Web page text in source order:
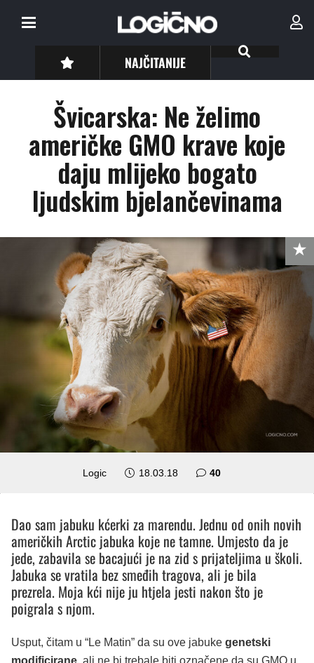
NAJČITANIJE
Švicarska: Ne želimo
američke GMO krave koje
daju mlijeko bogato
ljudskim bjelančevinama
Logic 18.03.18 40komentara
Dao sam jabuku kćerki za marendu. Jednu od onih novih
američkih Arctic jabuka koje ne tamne. Umjesto da je
jede, zabavila se bacajući je na zid s prijateljima u školi.
Jabuka se vratila bez smeđih tragova, ali je bila
prezrela. Moja kći nije ju htjela jesti nakon što je
poigrala s njom.
Usput, čitam u “Le Matin” da su ove jabuke genetski
modificirane, ali ne bi trebale biti označene da su GMO u